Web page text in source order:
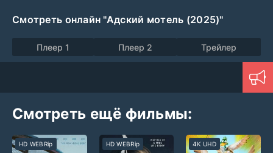
Смотреть онлайн "Адский мотель (2025)"
Плеер 1 Плеер 2 Трейлер
Смотреть ещё фильмы:
HD WEBRip HD WEBRip 4K UHD